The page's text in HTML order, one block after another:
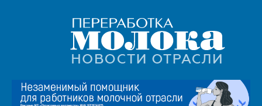
Переработка
молока
|
Новости